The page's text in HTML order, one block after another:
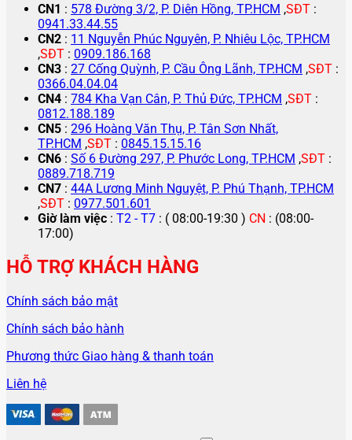
CN1 : 578 Đường 3/2, P. Diên Hồng, TP.HCM ,SĐT :
0941.33.44.55
CN2 : 11 Nguyễn Phúc Nguyên, P. Nhiêu Lộc, TP.HCM
,SĐT : 0909.186.168
CN3 : 27 Cống Quỳnh, P. Cầu Ông Lãnh, TP.HCM ,SĐT :
0366.04.04.04
CN4 : 784 Kha Vạn Cân, P. Thủ Đức, TP.HCM ,SĐT :
0812.188.189
CN5 : 296 Hoàng Văn Thụ, P. Tân Sơn Nhất,
TP.HCM ,SĐT : 0845.15.15.16
CN6 : Số 6 Đường 297, P. Phước Long, TP.HCM ,SĐT :
0889.718.719
CN7 : 44A Lương Minh Nguyệt, P. Phú Thạnh, TP.HCM
,SĐT : 0977.501.601
Giờ làm việc : T2 - T7 : ( 08:00-19:30 ) CN : (08:00-
17:00)
HỖ TRỢ KHÁCH HÀNG
Chính sách bảo mật
Chính sách bảo hành
Phương thức Giao hàng & thanh toán
Liên hệ